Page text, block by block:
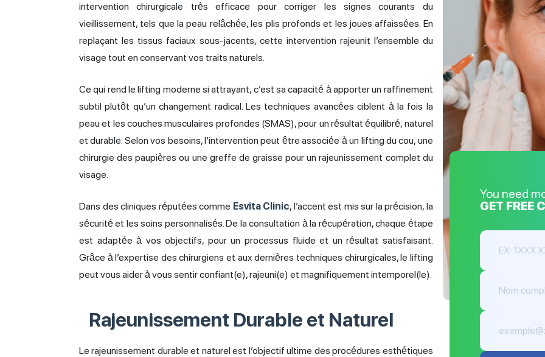
intervention chirurgicale très efficace pour corriger les signes courants du
vieillissement, tels que la peau relâchée, les plis profonds et les joues affaissées. En
replaçant les tissus faciaux sous-jacents, cette intervention rajeunit l’ensemble du
visage tout en conservant vos traits naturels.
Ce qui rend le lifting moderne si attrayant, c’est sa capacité à apporter un raffinement
subtil plutôt qu’un changement radical. Les techniques avancées ciblent à la fois la
peau et les couches musculaires profondes (SMAS), pour un résultat équilibré, naturel
et durable. Selon vos besoins, l’intervention peut être associée à un lifting du cou, une
chirurgie des paupières ou une greffe de graisse pour un rajeunissement complet du
visage.
Dans des cliniques réputées comme Esvita Clinic, l’accent est mis sur la précision, la
sécurité et les soins personnalisés. De la consultation à la récupération, chaque étape
est adaptée à vos objectifs, pour un processus fluide et un résultat satisfaisant.
Grâce à l’expertise des chirurgiens et aux dernières techniques chirurgicales, le lifting
peut vous aider à vous sentir confiant(e), rajeuni(e) et magnifiquement intemporel(le).
Rajeunissement Durable et Naturel
Le rajeunissement durable et naturel est l’objectif ultime des procédures esthétiques
You need
GET FREE